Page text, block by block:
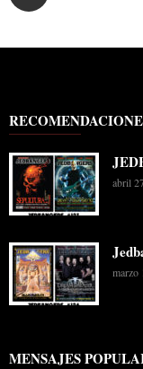
abril
marzo
MENSAJES